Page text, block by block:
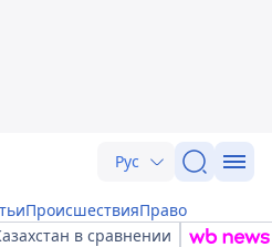
Рус
ПроисшествияПраво
в сравнении